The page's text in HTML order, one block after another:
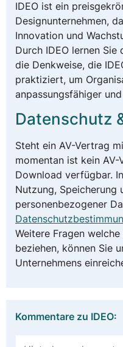
IDEO ist ein
Designunternehmen,
Innovation und
Durch IDEO lernen
die Denkweise, die
praktiziert, um
anpassungsfähiger
Datenschutz
Steht ein AV-Vertrag
momentan ist kein AV-
Download verfügbar.
Nutzung, Speicherung
personenbezogener
Weitere Fragen
beziehen, können Sie
Unternehmens
Kommentare zu IDEO: